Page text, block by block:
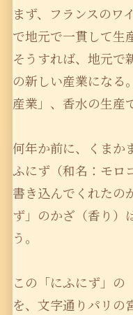
まず、フランスのワ
で地元で一貫して生
そうすれば、地元で
の新しい産業になる
産業」、香水の生産
何年か前に、くまか
ふにず（和名：モロ
書き込んでくれたの
ず」のかざ（香り）
う。
この「にふにず」
を、文字通りパリの